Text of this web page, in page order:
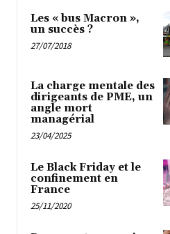
Les « bus Macron »,
un succès ?
27/07/2018
La charge mentale des
dirigeants de PME, un
angle mort
managérial
23/04/2025
Le Black Friday et le
confinement en
France
25/11/2020